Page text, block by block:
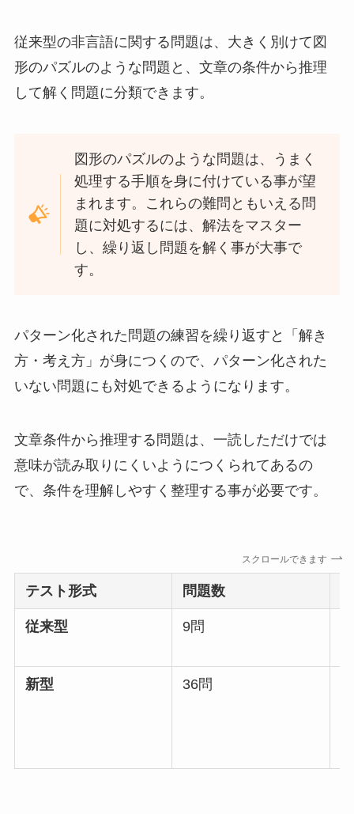
従来型の非言語に関する問題は、大きく別けて図
形のパズルのような問題と、文章の条件から推理
して解く問題に分類できます。
図形のパズルのような問題は、うまく
処理する手順を身に付けている事が望
まれます。これらの難問ともいえる問
題に対処するには、解法をマスター
し、繰り返し問題を解く事が大事で
す。
パターン化された問題の練習を繰り返すと「解き
方・考え方」が身につくので、パターン化された
いない問題にも対処できるようになります。
文章条件から推理する問題は、一読しただけでは
意味が読み取りにくいようにつくられてあるの
で、条件を理解しやすく整理する事が必要です。
スクロールできます
テスト形式 問題数
従来型 9問
新型 36問